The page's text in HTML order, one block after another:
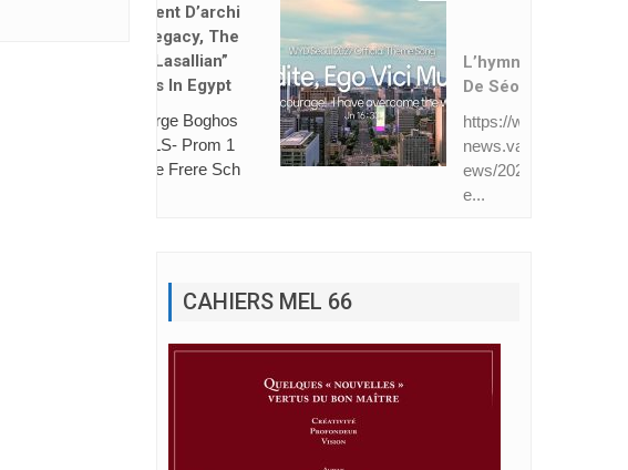
L’hymne Des JMJ
De Séoul Dévoilé
https://www.vatican
news.va/fr/eglise/n
ews/2026-08/hymn
e...